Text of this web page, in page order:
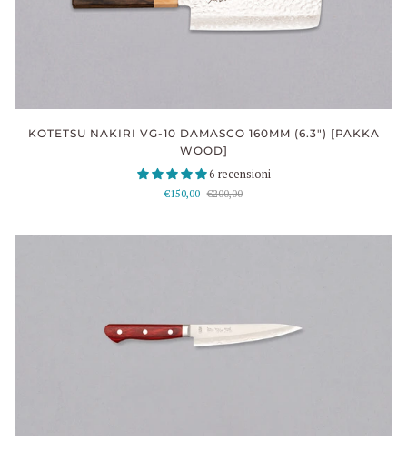
KOTETSU NAKIRI VG-10 DAMASCO 160MM (6.3") [PAKKA
WOOD]
6 recensioni
€150,00 €200,00